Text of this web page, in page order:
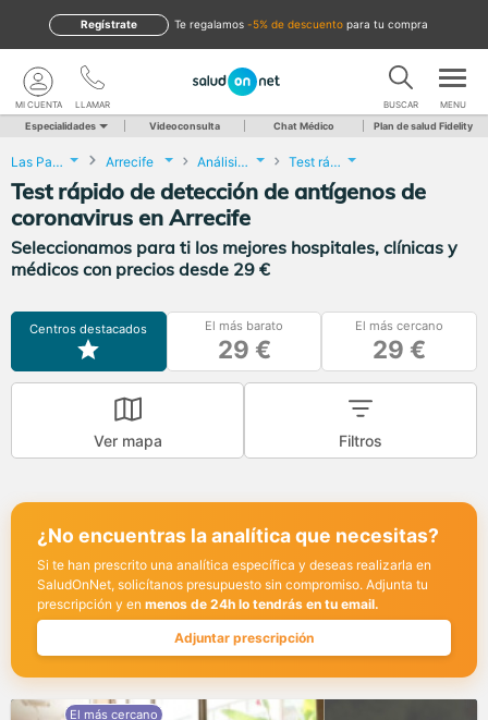
te regalamos -5% de descuento para tu compra
Regístrate
LLAMAR
MI CUENTA BUSCAR MENU
Especialidades Videoconsulta Chat Médico Plan de salud Fidelity
Las Palmas Arrecife Análisis Clínicos Test rápido de detección de antígenos de coronavirus
Test rápido de detección de antígenos de
coronavirus en Arrecife
Seleccionamos para ti los mejores hospitales, clínicas y
médicos con precios desde 29 €
Centros destacados El más barato
29 €
El más cercano
29 €
Ver mapa Filtros
¿No encuentras la analítica que necesitas?
Si te han prescrito una analítica específica y deseas realizarla en
SaludOnNet, solicítanos presupuesto sin compromiso. Adjunta tu
prescripción y en menos de 24h lo tendrás en tu email.
Adjuntar prescripción